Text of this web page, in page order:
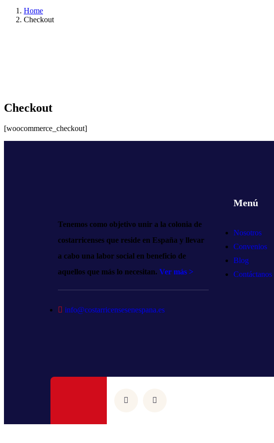
Home
Checkout
Checkout
[woocommerce_checkout]
Tenemos como objetivo unir a la colonia de
costarricenses que reside en España y llevar
a cabo una labor social en beneficio de
aquellos que más lo necesitan. Ver más >
info@costarricensesenespana.es
Menú
Nosotros
Convenios
Blog
Contáctanos